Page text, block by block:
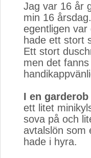
Jag var 16 år
min 16
egentligen
hade ett stort
Ett stort
men det
I en garderob
ett litet
sova på och
avtalslön som
hade i hyra.